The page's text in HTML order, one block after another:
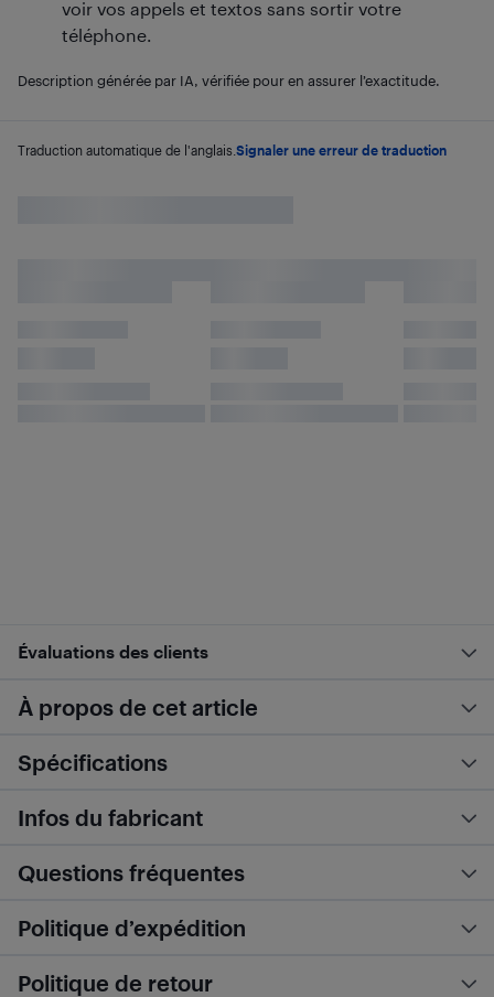
voir vos appels et textos sans sortir votre
téléphone.
Description générée par IA, vérifiée pour en assurer l’exactitude.
Traduction automatique de l'anglais. Signaler une erreur de traduction
Évaluations des clients
À propos de cet article
Spécifications
Infos du fabricant
Questions fréquentes
Politique d’expédition
Politique de retour